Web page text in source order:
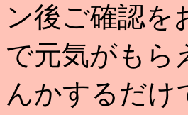
ン後ご確認を
で元気がもら
んかするだ